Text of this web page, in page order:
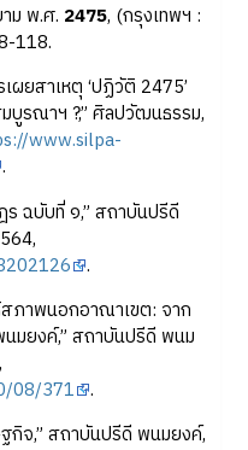
ม พ.ศ. 2475, (กรุงเทพฯ :
118.
ยสาเหตุ ‘ปฏิวัติ 2475’
บูรณาฯ ?,” ศิลปวัฒนธรรม,
www.silpa-
.
ฉบับที่ ๑,” สถาบันปรีดี
.
ภาพนอกอาณาเขต: จาก
มยงค์,” สถาบันปรีดี พนม
08/371 .
กิจ,” สถาบันปรีดี พนมยงค์,